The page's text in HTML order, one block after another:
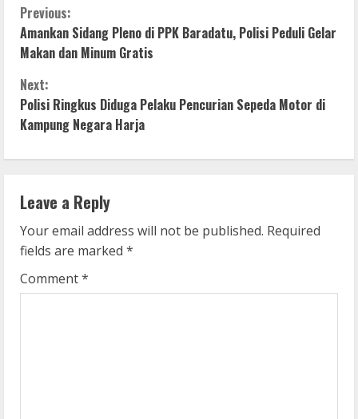
C
o
n
t
i
n
u
e
R
Previous:
Amankan Sidang Pleno di PPK Baradatu, Polisi Peduli Gelar
Makan dan Minum Gratis
Next:
Polisi Ringkus Diduga Pelaku Pencurian Sepeda Motor di
Kampung Negara Harja
Leave a Reply
Your email address will not be published. Required
fields are marked *
Comment*